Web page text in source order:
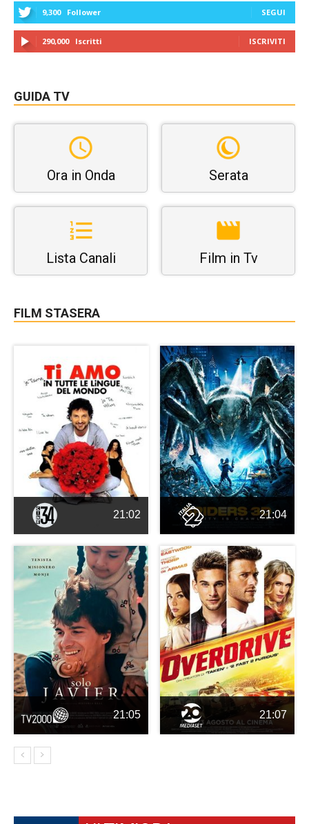
9,300 Follower SEGUI
290,000 Iscritti ISCRIVITI
GUIDA TV
Ora in Onda Serata
Lista Canali Film in Tv
FILM STASERA
21:02 21:04
21:05 21:07